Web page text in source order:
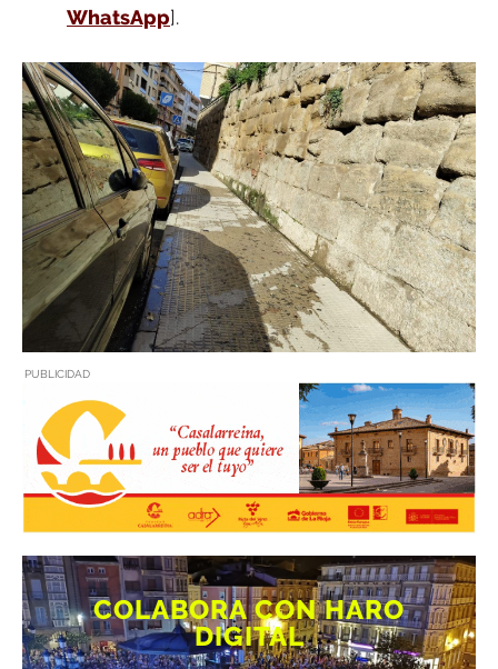
WhatsApp].
PUBLICIDAD
COLABORA CON HARO
DIGITAL